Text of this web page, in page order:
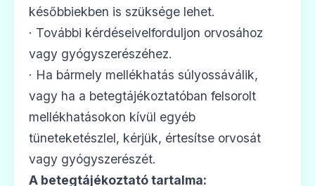
későbbiekben is szüksége lehet.
· További kérdéseivelforduljon orvosához
vagy gyógyszerészéhez.
· Ha bármely mellékhatás súlyossáválik,
vagy ha a betegtájékoztatóban felsorolt
mellékhatásokon kívül egyéb
tüneteketészlel, kérjük, értesítse orvosát
vagy gyógyszerészét.
A betegtájékoztató tartalma: